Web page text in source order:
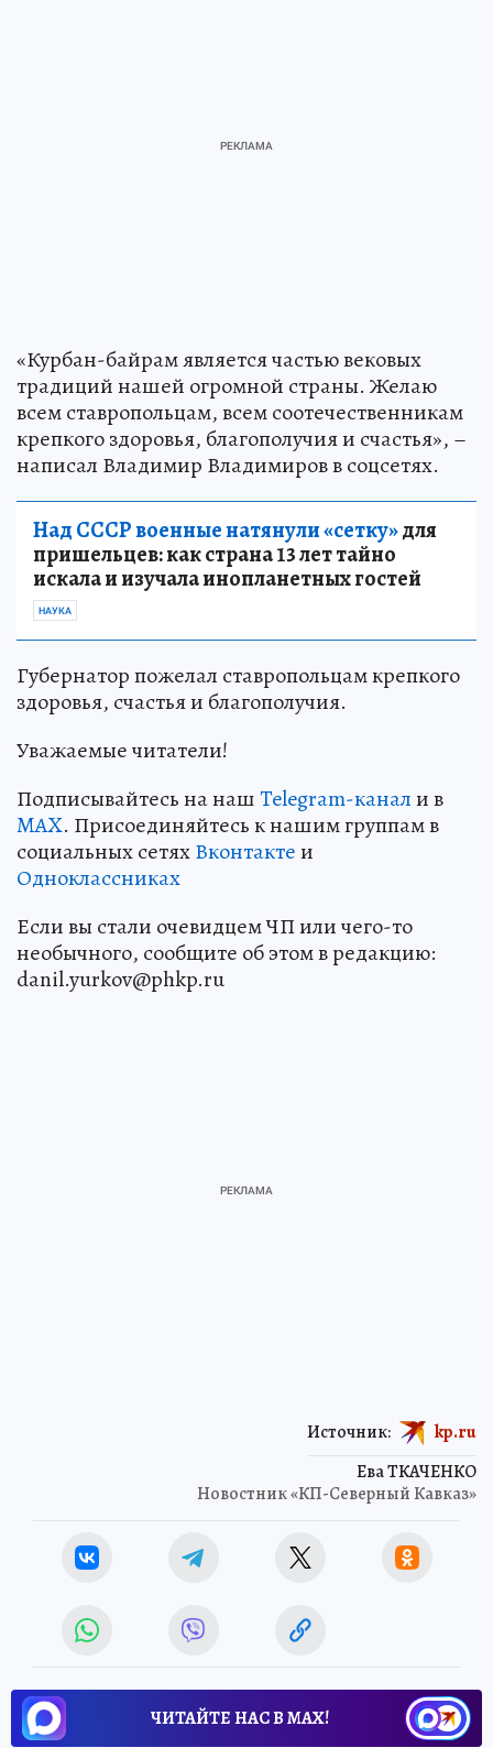
«Курбан-байрам является частью вековых
традиций нашей огромной страны. Желаю
всем ставропольцам, всем соотечественникам
крепкого здоровья, благополучия и счастья», –
написал Владимир Владимиров в соцсетях.
Над СССР военные натянули «сетку»для
пришельцев: как страна 13 лет тайно
искала и изучала инопланетных гостей
НАУКА
Губернатор пожелал ставропольцам крепкого
здоровья, счастья и благополучия.
Уважаемые читатели!
Подписывайтесь на нашTelegram-канали в
MAX. Присоединяйтесь к нашим группам в
социальных сетяхВконтактеи
Одноклассниках
Если вы стали очевидцем ЧП или чего-то
необычного, сообщите об этом в редакцию:
danil.yurkov@phkp.ru
Ева ТКАЧЕНКО
Новостник «КП-Северный Кавказ»
Источник: kp.ru
ЧИТАЙТЕ НАС В МАХ!